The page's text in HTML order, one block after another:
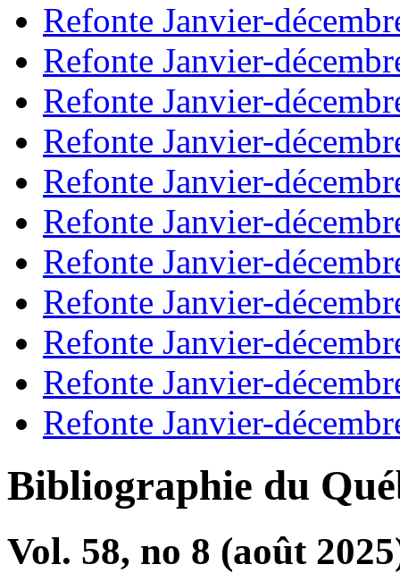
Refonte Janvier-
Refonte Janvier-
Refonte Janvier-
Refonte Janvier-
Refonte Janvier-
Refonte Janvier-
Refonte Janvier-
Refonte Janvier-
Refonte Janvier-
Refonte Janvier-
Refonte Janvier-
Bibliographie du
Vol. 58, no 8 (août